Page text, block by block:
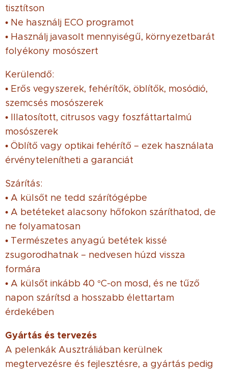
tisztítson
• Ne használj ECO programot
• Használj javasolt mennyiségű, környezetbarát
folyékony mosószert
Kerülendő:
• Erős vegyszerek, fehérítők, öblítők, mosódió,
szemcsés mosószerek
• Illatosított, citrusos vagy foszfáttartalmú
mosószerek
• Öblítő vagy optikai fehérítő – ezek használata
érvénytelenítheti a garanciát
Szárítás:
• A külsőt ne tedd szárítógépbe
• A betéteket alacsony hőfokon száríthatod, de
ne folyamatosan
• Természetes anyagú betétek kissé
zsugorodhatnak – nedvesen húzd vissza
formára
• A külsőt inkább 40 °C-on mosd, és ne tűző
napon szárítsd a hosszabb élettartam
érdekében
Gyártás és tervezés
A pelenkák Ausztráliában kerülnek
megtervezésre és fejlesztésre, a gyártás pedig